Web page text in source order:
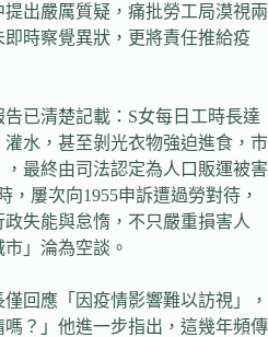
出嚴厲質疑，痛批勞工局漠視兩
時察覺異狀，更將責任推給疫
已清楚記載：S女每日工時長達
水，甚至剝光衣物強迫進食，市
最終由司法認定為人口販運被害
，屢次向1955申訴遭過勞對待，
失能與怠惰，不只嚴重損害人
」淪為空談。
回應「因疫情影響難以訪視」，
？」他進一步指出，這幾年頻傳